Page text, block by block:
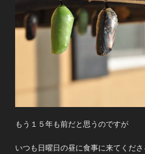
もう１５年も前だと思うのですが
いつも日曜日の昼に食事に来てくだ